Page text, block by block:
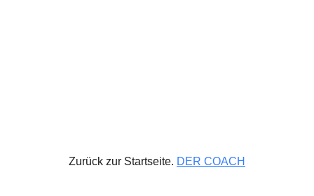
Zurück zur Startseite. DER COACH